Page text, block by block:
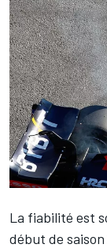
La fiabilité est
début de